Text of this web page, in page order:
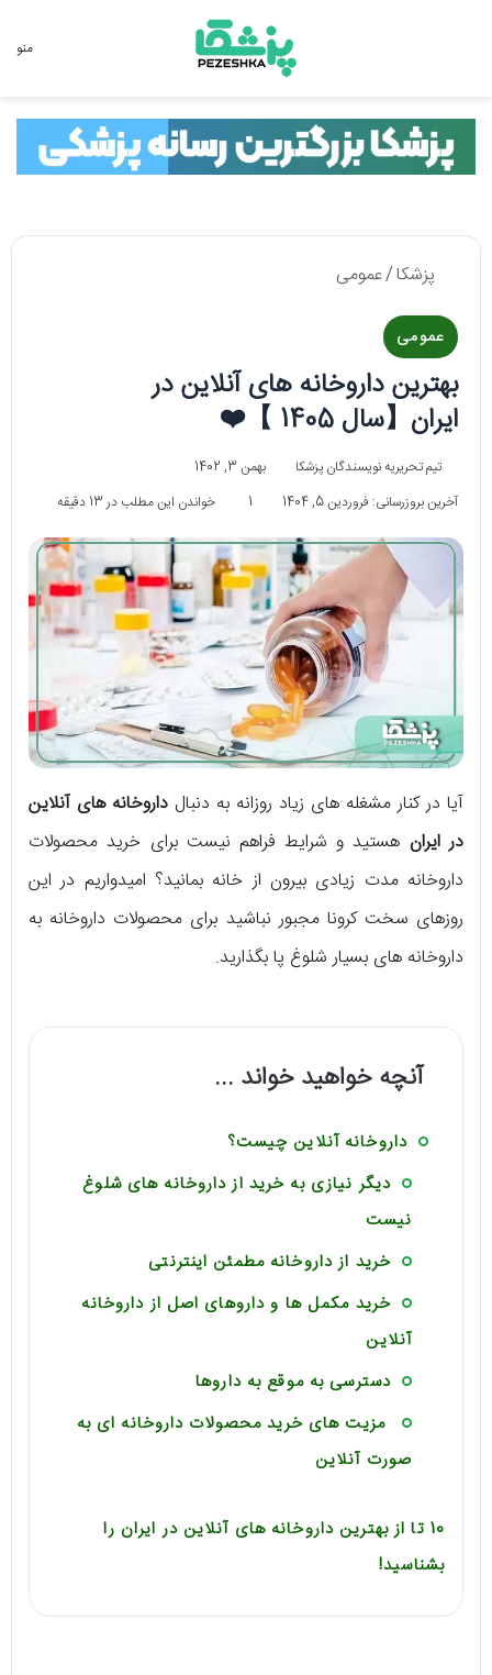
منو
پزشکا/عمومی
عمومی
بهترین داروخانه های آنلاین در
ایران【سال 1405 】❤️
تیم تحریریه نویسندگان پزشکا
بهمن 3, 1402
آخرین بروزرسانی: فروردین 5, 1404
1 خواندن این مطلب در 13 دقیقه
آیا در کنار مشغله های زیاد روزانه به دنبال داروخانه های آنلاین
در ایران هستید و شرایط فراهم نیست برای خرید محصولات
داروخانه مدت زیادی بیرون از خانه بمانید؟ امیدواریم در این
روزهای سخت کرونا مجبور نباشید برای محصولات داروخانه به
داروخانه های بسیار شلوغ پا بگذارید.
آنچه خواهید خواند ...
داروخانه آنلاین چیست؟
دیگر نیازی به خرید از داروخانه های شلوغ
نیست
خرید از داروخانه مطمئن اینترنتی
خرید مکمل ها و داروهای اصل از داروخانه
آنلاین
دسترسی به موقع به داروها
مزیت های خرید محصولات داروخانه ای به
صورت آنلاین
10 تا از بهترین داروخانه های آنلاین در ایران را
بشناسید!